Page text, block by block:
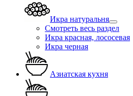
Икра натуральня
Смотреть весь раздел
Икра красная, лососевая
Икра черная
Азиатская кухня